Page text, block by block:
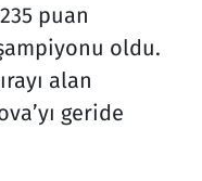
puan
oldu.
alan
geride